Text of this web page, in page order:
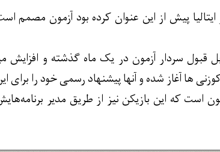
پیش از این عنوان کرده بود آزمون مصمم
قبول سردار آزمون در یک ماه گذشته و افزایش
ها آغاز شده و آنها پیشنهاد رسمی خود را برای
است که این بازیکن نیز از طریق مدیر